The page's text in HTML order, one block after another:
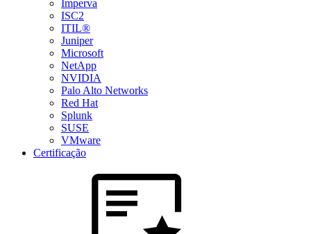
Imperva
ISC2
ITIL®
Juniper
Microsoft
NetApp
NVIDIA
Palo Alto Networks
Red Hat
Splunk
SUSE
VMware
Certificação